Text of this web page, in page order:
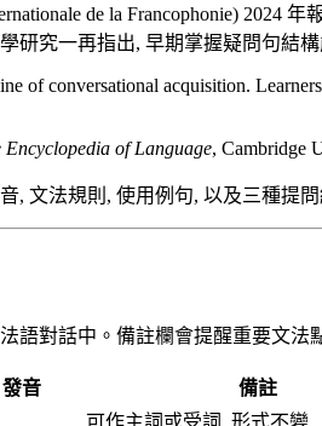
de la Francophonie)
研究一再指出, 早期掌握疑問句結
of conversational acquisition.
Encyclopedia of Language, Cambridge
, 文法規則, 使用例句, 以及三種提
語對話中。備註欄會提醒重要文法
發音
備註